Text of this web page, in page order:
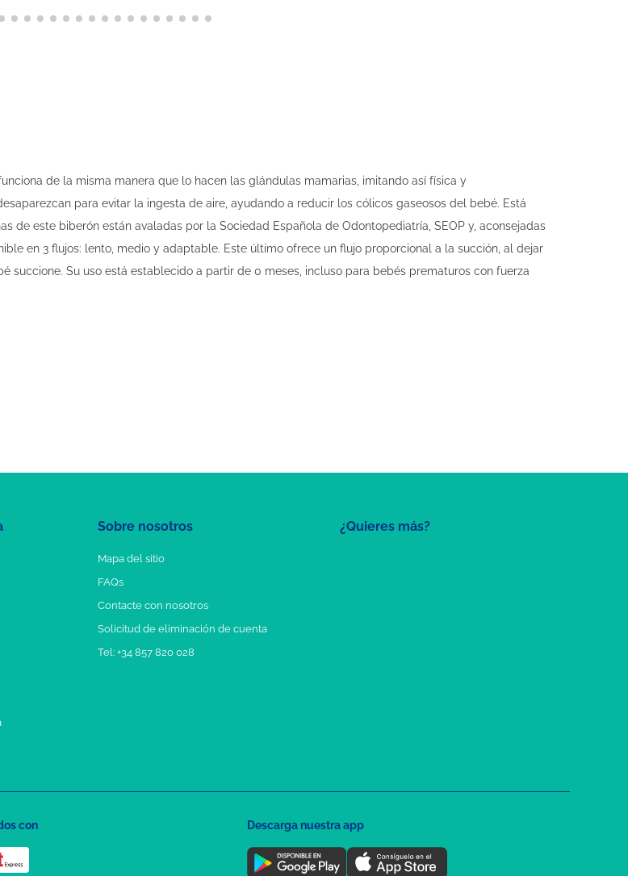
de la misma manera que lo hacen las glándulas mamarias, imitando así física y
para evitar la ingesta de aire, ayudando a reducir los cólicos gaseosos del bebé. Está
de este biberón están avaladas por la Sociedad Española de Odontopediatría, SEOP y, aconsejadas
en 3 flujos: lento, medio y adaptable. Este último ofrece un flujo proporcional a la succión, al dejar
succione. Su uso está establecido a partir de 0 meses, incluso para bebés prematuros con fuerza
¿Quieres más?
Sobre nosotros
Mapa del sitio
FAQs
Contacte con nosotros
Solicitud de eliminación de cuenta
Tel: +34 857 820 028
con Descarga nuestra app